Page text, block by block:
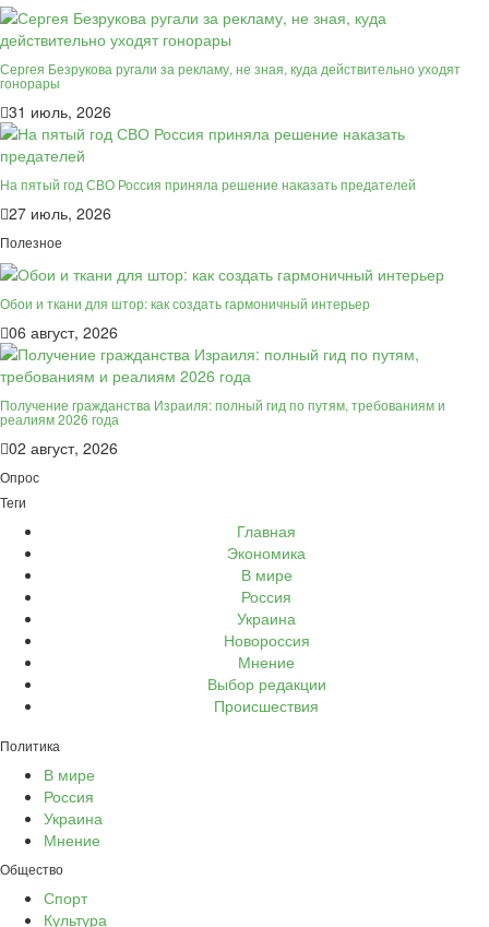
Сергея Безрукова ругали за рекламу, не зная, куда действительно уходят
гонорары
31 июль, 2026
На пятый год СВО Россия приняла решение наказать предателей
27 июль, 2026
Полезное
Обои и ткани для штор: как создать гармоничный интерьер
06 август, 2026
Получение гражданства Израиля: полный гид по путям, требованиям и
реалиям 2026 года
02 август, 2026
Опрос
Теги
Главная
Экономика
В мире
Россия
Украина
Новороссия
Мнение
Выбор редакции
Происшествия
Политика
В мире
Россия
Украина
Мнение
Общество
Спорт
Культура